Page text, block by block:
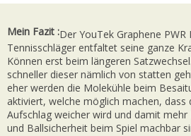
Mein Fazit :Der YouTek Graphene PWR
Tennisschläger entfaltet seine ganze
Können erst beim längeren
schneller dieser nämlich von statten
eher werden die Molekühle beim
aktiviert, welche möglich machen, dass
Aufschlag weicher wird und damit
und Ballsicherheit beim Spiel machbar